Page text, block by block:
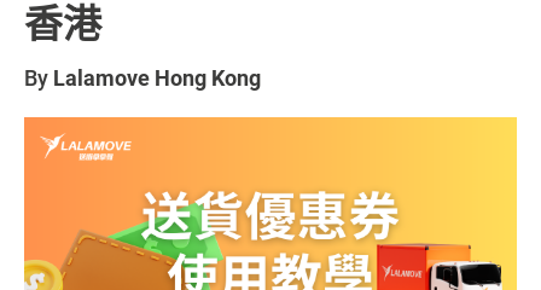
香港
By Lalamove Hong Kong